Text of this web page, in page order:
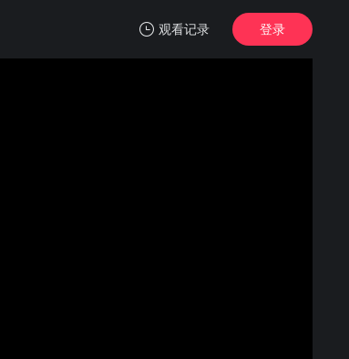
观看记录 登录